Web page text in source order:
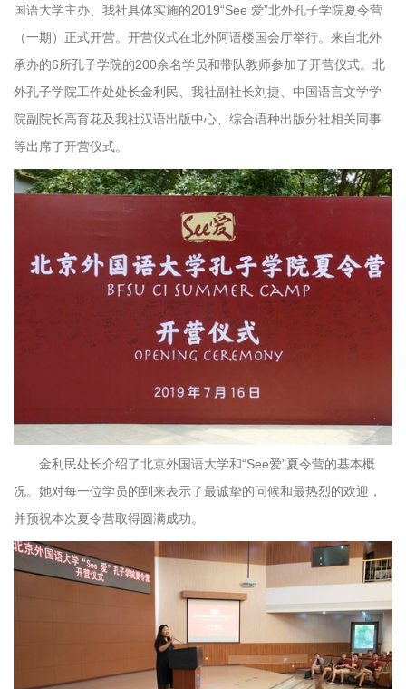
国语大学主办、我社具体实施的2019“See 爱”北外孔子学院夏令营
（一期）正式开营。开营仪式在北外阿语楼国会厅举行。来自北外
承办的6所孔子学院的200余名学员和带队教师参加了开营仪式。北
外孔子学院工作处处长金利民、我社副社长刘捷、中国语言文学学
院副院长高育花及我社汉语出版中心、综合语种出版分社相关同事
等出席了开营仪式。
金利民处长介绍了北京外国语大学和“See爱”夏令营的基本概
况。她对每一位学员的到来表示了最诚挚的问候和最热烈的欢迎，
并预祝本次夏令营取得圆满成功。